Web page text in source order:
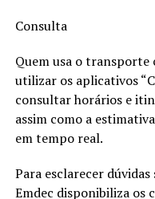
Consulta
Quem usa o transporte
utilizar os aplicativos
consultar horários e
assim como a
em tempo real.
Para esclarecer
Emdec disponibiliza os